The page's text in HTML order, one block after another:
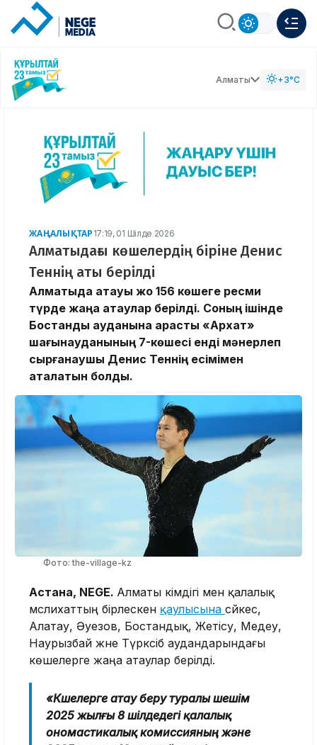
Алматы +3°C
ЖАҢАЛЫҚТАР 17:19, 01 Шілде 2026
Алматыдағы көшелердің біріне Денис
Теннің аты берілді
Алматыда атауы жоқ 156 көшеге ресми
түрде жаңа атаулар берілді. Соның ішінде
Бостандық ауданына қарасты «Архат»
шағынауданының 7-көшесі енді мәнерлеп
сырғанаушы Денис Теннің есімімен
аталатын болды.
Фото: the-village-kz
Астана, NEGE. Алматы әкімдігі мен қалалық
мәслихаттың бірлескен қаулысына сәйкес,
Алатау, Әуезов, Бостандық, Жетісу, Медеу,
Наурызбай және Түрксіб аудандарындағы
көшелерге жаңа атаулар берілді.
«Көшелерге атау беру туралы шешім
2025 жылғы 8 шілдедегі қалалық
ономастикалық комиссияның және